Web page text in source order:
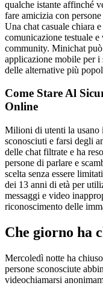
qualche istante affinché
fare amicizia con
Una chat casuale chiara
comunicazione testuale
community. Minichat
applicazione mobile per
delle alternative più
Come Stare Al
Online
Milioni di utenti la usano
sconosciuti e farsi degli
delle chat filtrate e ha
persone di parlare e
scelta senza essere
dei 13 anni di età per
messaggi e video
riconoscimento delle
Che giorno ha
Mercoledì notte ha
persone sconosciute
videochiamarsi